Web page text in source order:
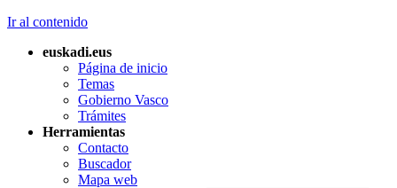
Ir al contenido
euskadi.eus
Página de inicio
Temas
Gobierno Vasco
Trámites
Herramientas
Contacto
Buscador
Mapa web